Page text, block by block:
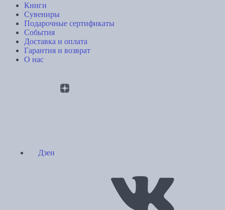
Книги
Сувениры
Подарочные сертификаты
События
Доставка и оплата
Гарантия и возврат
О нас
Дзен